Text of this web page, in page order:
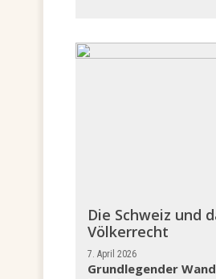
Die Schweiz und
Völkerrecht
7. April 2026
Grundlegender